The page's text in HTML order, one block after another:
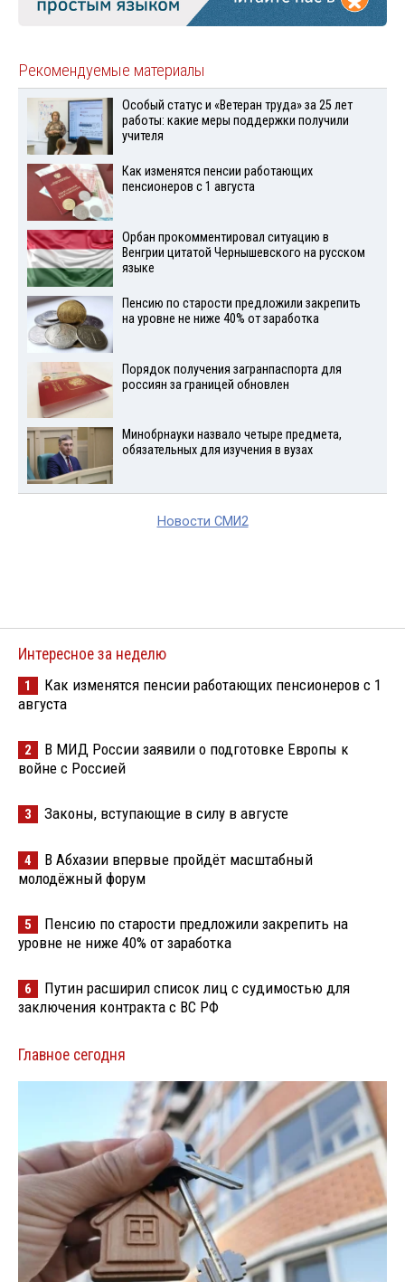
Рекомендуемые материалы
Особый статус и «Ветеран труда» за 25 лет
работы: какие меры поддержки получили
учителя
Как изменятся пенсии работающих
пенсионеров с 1 августа
Орбан прокомментировал ситуацию в
Венгрии цитатой Чернышевского на русском
языке
Пенсию по старости предложили закрепить
на уровне не ниже 40% от заработка
Порядок получения загранпаспорта для
россиян за границей обновлен
Минобрнауки назвало четыре предмета,
обязательных для изучения в вузах
Новости СМИ2
Интересное за неделю
1
Как изменятся пенсии работающих пенсионеров с 1
августа
2
В МИД России заявили о подготовке Европы к
войне с Россией
3 Законы, вступающие в силу в августе
4
В Абхазии впервые пройдёт масштабный
молодёжный форум
5
Пенсию по старости предложили закрепить на
уровне не ниже 40% от заработка
6
Путин расширил список лиц с судимостью для
заключения контракта с ВС РФ
Главное сегодня